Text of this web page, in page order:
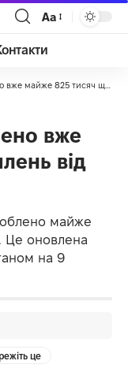
Аа
825 тисяч щеплень від COVID-19
вже
від
майже
Це оновлена
на 9